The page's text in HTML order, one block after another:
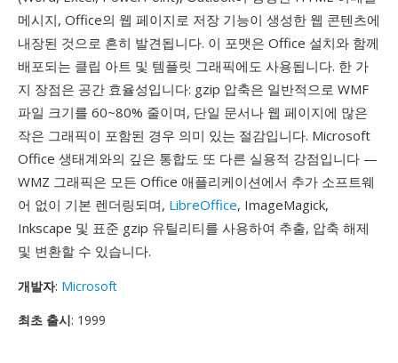
메시지, Office의 웹 페이지로 저장 기능이 생성한 웹 콘텐츠에
내장된 것으로 흔히 발견됩니다. 이 포맷은 Office 설치와 함께
배포되는 클립 아트 및 템플릿 그래픽에도 사용됩니다. 한 가
지 장점은 공간 효율성입니다: gzip 압축은 일반적으로 WMF
파일 크기를 60~80% 줄이며, 단일 문서나 웹 페이지에 많은
작은 그래픽이 포함된 경우 의미 있는 절감입니다. Microsoft
Office 생태계와의 깊은 통합도 또 다른 실용적 강점입니다 —
WMZ 그래픽은 모든 Office 애플리케이션에서 추가 소프트웨
어 없이 기본 렌더링되며, LibreOffice, ImageMagick,
Inkscape 및 표준 gzip 유틸리티를 사용하여 추출, 압축 해제
및 변환할 수 있습니다.
개발자: Microsoft
최초 출시: 1999